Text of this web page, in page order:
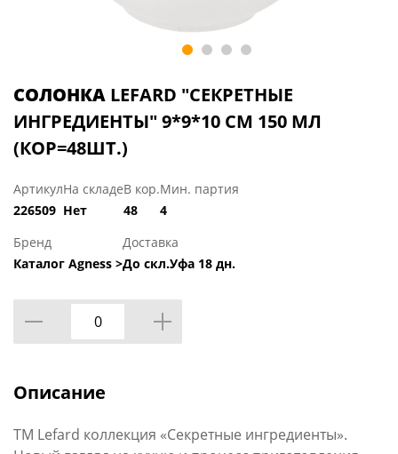
СОЛОНКА LEFARD "СЕКРЕТНЫЕ
ИНГРЕДИЕНТЫ" 9*9*10 СМ 150 МЛ
(КОР=48ШТ.)
Артикул
226509
На складе
Нет
В кор.
48
Мин. партия
4
Бренд
Каталог Agness >
Доставка
До скл.Уфа 18 дн.
Описание
TM Lefard коллекция «Секретные ингредиенты».